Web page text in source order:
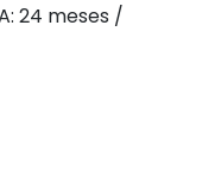
24 meses /